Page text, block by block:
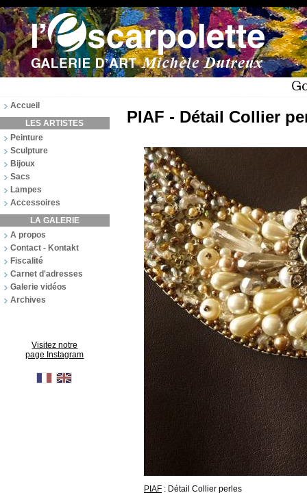
Accueil
LES ARTISTES
Peinture
Sculpture
Bijoux
Sacs
Lampes
Accessoires
LA GALERIE
A propos
Contact - Kontakt
Fiscalité
Carnet d'adresses
Galerie vidéos
Archives
Visitez notre
page Instagram
PIAF - Détail Collier
PIAF : Détail Collier perles